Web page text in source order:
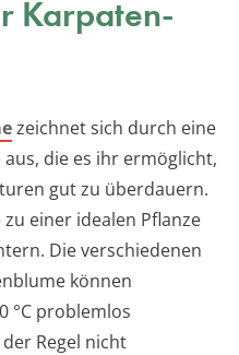
Karpaten-
zeichnet sich durch eine
die es ihr ermöglicht,
gut zu überdauern.
einer idealen Pflanze
Die verschiedenen
können
°C problemlos
Regel nicht